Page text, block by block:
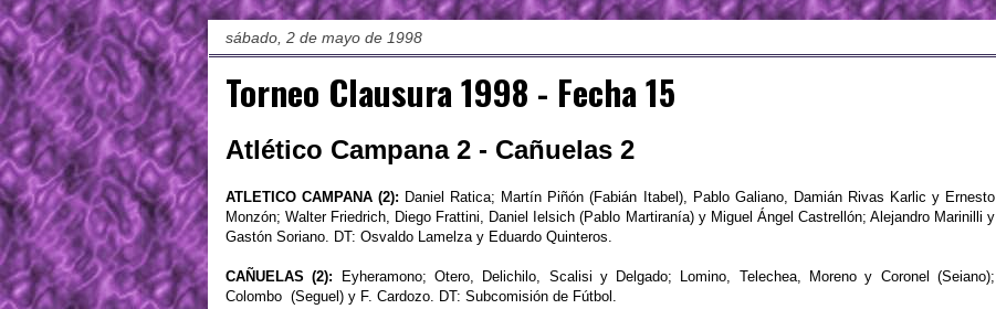
sábado, 2 de mayo de 1998
Torneo Clausura 1998 - Fecha 15
Atlético Campana 2 - Cañuelas 2
ATLETICO CAMPANA (2): Daniel Ratica; Martín Piñón (Fabián Itabel), Pablo Galiano, Damián Rivas Karlic y Ernesto
Monzón; Walter Friedrich, Diego Frattini, Daniel Ielsich (Pablo Martiranía) y Miguel Ángel Castrellón; Alejandro Marinilli y
Gastón Soriano. DT: Osvaldo Lamelza y Eduardo Quinteros.
CAÑUELAS (2): Eyheramono; Otero, Delichilo, Scalisi y Delgado; Lomino, Telechea, Moreno y Coronel (Seiano);
Colombo (Seguel) y F. Cardozo. DT: Subcomisión de Fútbol.